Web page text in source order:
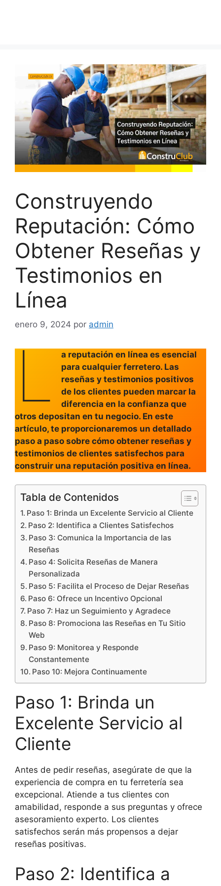
Construyendo
Reputación: Cómo
Obtener Reseñas y
Testimonios en
Línea
enero 9, 2024 por admin
L
a reputación en línea es esencial
para cualquier ferretero. Las
reseñas y testimonios positivos
de los clientes pueden marcar la
diferencia en la confianza que
otros depositan en tu negocio. En este
artículo, te proporcionaremos un detallado
paso a paso sobre cómo obtener reseñas y
testimonios de clientes satisfechos para
construir una reputación positiva en línea.
Tabla de Contenidos
Paso 1: Brinda un Excelente Servicio al Cliente
Paso 2: Identifica a Clientes Satisfechos
Paso 3: Comunica la Importancia de las
Reseñas
Paso 4: Solicita Reseñas de Manera
Personalizada
Paso 5: Facilita el Proceso de Dejar Reseñas
Paso 6: Ofrece un Incentivo Opcional
Paso 7: Haz un Seguimiento y Agradece
Paso 8: Promociona las Reseñas en Tu Sitio
Web
Paso 9: Monitorea y Responde
Constantemente
Paso 10: Mejora Continuamente
Paso 1: Brinda un
Excelente Servicio al
Cliente
Antes de pedir reseñas, asegúrate de que la
experiencia de compra en tu ferretería sea
excepcional. Atiende a tus clientes con
amabilidad, responde a sus preguntas y ofrece
asesoramiento experto. Los clientes
satisfechos serán más propensos a dejar
reseñas positivas.
Paso 2: Identifica a